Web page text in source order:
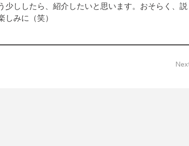
ししたら、紹介したいと思います。おそらく、説
みに（笑）